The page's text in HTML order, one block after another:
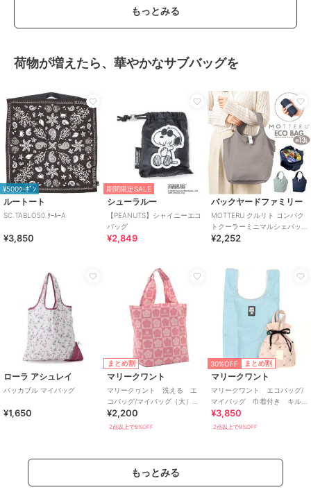
もっとみる
荷物が増えたら、華やかなサブバッグを
¥500ｸｰﾎﾟﾝ
ルートート
SC.TABLO50.ｸｰﾙｰA
¥3,850
期間限定SALE
シューラルー
【PEANUTS】シャイニーエコ
バッグ
¥2,849
バックヤードファミリー
MOTTERU クルリト コンパク
トクーラーミニマルシェバッ
グ
¥2,252
ローラ アシュレイ
パッカブル マイバッグ
¥1,650
まとめ割
マリークワント
マリークヮント 洗える エ
コバッグ/マイバッグ（大）
【MARY QUANT】
¥2,200
2点以上で8%OFF
30%OFF まとめ割
マリークワント
マリークワント エコバッグ/
マイバッグ 巾着付き キル
ティング柄
¥3,850
2点以上で8%OFF
もっとみる